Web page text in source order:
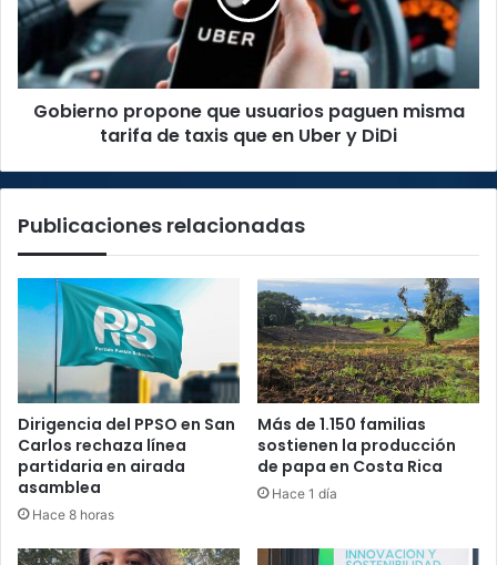
misma
de
taxis
queGobierno propone que usuarios paguen misma
tarifa de taxis que en Uber y DiDi
Publicaciones relacionadas
Dirigencia del PPSO en San
Carlos rechaza línea
partidaria en airada
asamblea
Hace 8 horas
Más de 1.150 familias
sostienen la producción
de papa en Costa Rica
Hace 1 día